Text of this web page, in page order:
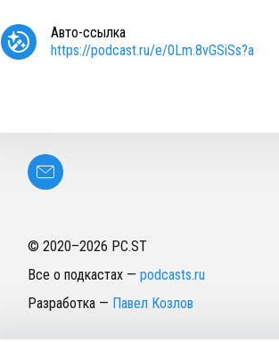
Авто-ссылка
https://podcast.ru/e/0Lm.8vGSiSs?a
© 2020–2026 PC.ST
Все о подкастах — podcasts.ru
Разработка — Павел Козлов